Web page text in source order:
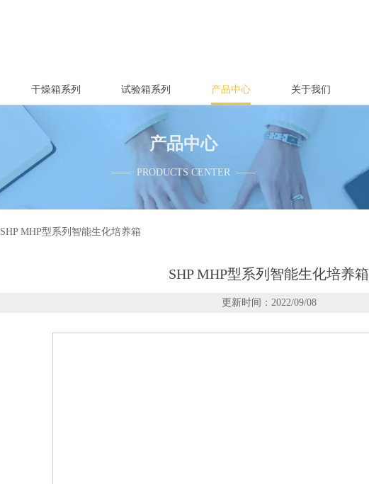
干燥箱系列 试验箱系列 产品中心 关于我们
产品中心
—— PRODUCTS CENTER ——
SHP MHP型系列智能生化培养箱
SHP MHP型系列智能生化培养箱
更新时间：2022/09/08